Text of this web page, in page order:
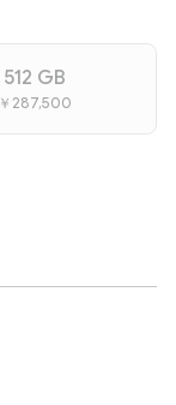
512 GB
￥287,500